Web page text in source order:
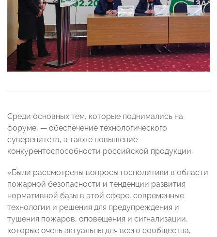
Среди основных тем, которые поднимались на
форуме, — обеспечение технологического
суверенитета, а также повышение
конкурентоспособности российской продукции.
«Были рассмотрены вопросы госполитики в области
пожарной безопасности и тенденции развития
нормативной базы в этой сфере, современные
технологии и решения для предупреждения и
тушения пожаров, оповещения и сигнализации,
которые очень актуальны для всего сообщества,